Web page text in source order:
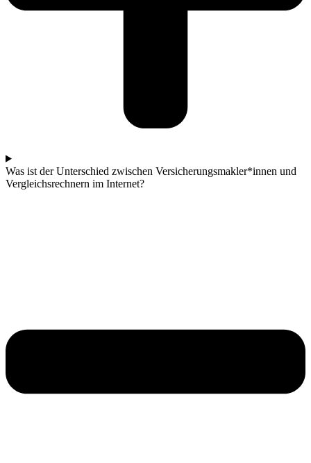
Was ist der Unterschied zwischen Versicherungsmakler*innen und
Vergleichsrechnern im Internet?